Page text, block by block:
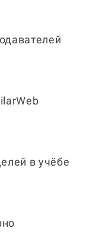
в учёбе